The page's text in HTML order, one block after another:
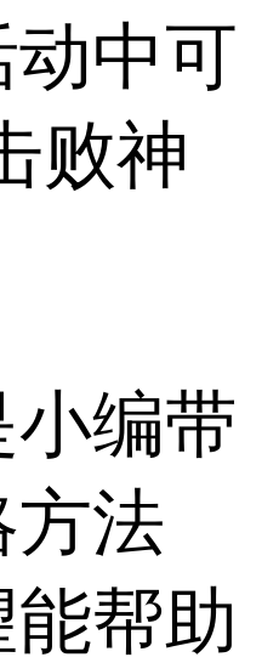
动中可
败神
编带
方法
帮助